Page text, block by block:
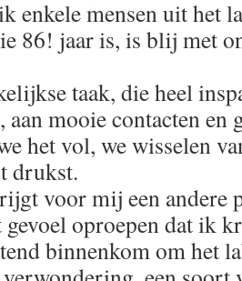
enkele mensen uit het
86! jaar is, is blij met
taak, die heel
aan mooie contacten en
het vol, we wisselen
drukst.
voor mij een andere
gevoel oproepen dat ik
binnenkom om het